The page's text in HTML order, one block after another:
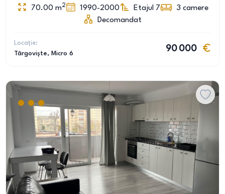
70.00 m2 1990-2000 Etajul 7 3 camere
Decomandat
Locație:
Târgoviște, Micro 6
90 000